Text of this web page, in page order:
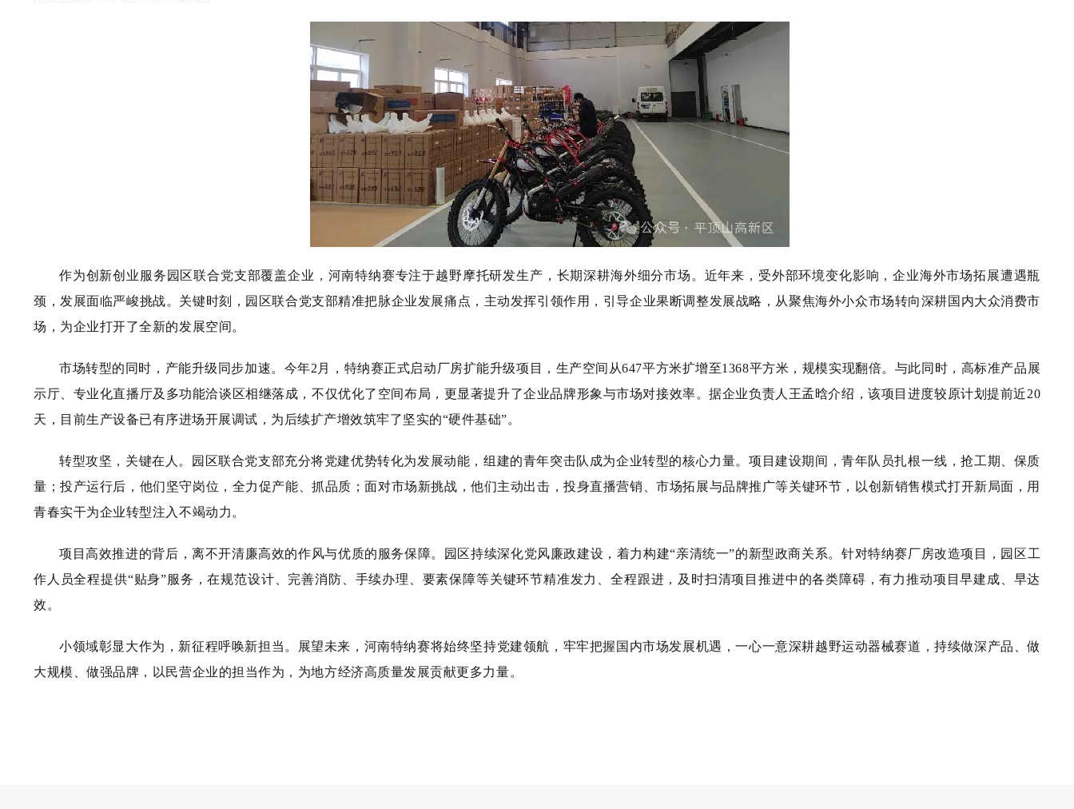
作为创新创业服务园区联合党支部覆盖企业，河南特纳赛专注于越野摩托研发生产，长期深耕海外细分市场。近年来，受外部环境变化影响，企业海外市场拓展遭遇瓶
颈，发展面临严峻挑战。关键时刻，园区联合党支部精准把脉企业发展痛点，主动发挥引领作用，引导企业果断调整发展战略，从聚焦海外小众市场转向深耕国内大众消费市
场，为企业打开了全新的发展空间。
市场转型的同时，产能升级同步加速。今年2月，特纳赛正式启动厂房扩能升级项目，生产空间从647平方米扩增至1368平方米，规模实现翻倍。与此同时，高标准产品展
示厅、专业化直播厅及多功能洽谈区相继落成，不仅优化了空间布局，更显著提升了企业品牌形象与市场对接效率。据企业负责人王孟晗介绍，该项目进度较原计划提前近20
天，目前生产设备已有序进场开展调试，为后续扩产增效筑牢了坚实的“硬件基础”。
转型攻坚，关键在人。园区联合党支部充分将党建优势转化为发展动能，组建的青年突击队成为企业转型的核心力量。项目建设期间，青年队员扎根一线，抢工期、保质
量；投产运行后，他们坚守岗位，全力促产能、抓品质；面对市场新挑战，他们主动出击，投身直播营销、市场拓展与品牌推广等关键环节，以创新销售模式打开新局面，用
青春实干为企业转型注入不竭动力。
项目高效推进的背后，离不开清廉高效的作风与优质的服务保障。园区持续深化党风廉政建设，着力构建“亲清统一”的新型政商关系。针对特纳赛厂房改造项目，园区工
作人员全程提供“贴身”服务，在规范设计、完善消防、手续办理、要素保障等关键环节精准发力、全程跟进，及时扫清项目推进中的各类障碍，有力推动项目早建成、早达
效。
小领域彰显大作为，新征程呼唤新担当。展望未来，河南特纳赛将始终坚持党建领航，牢牢把握国内市场发展机遇，一心一意深耕越野运动器械赛道，持续做深产品、做
大规模、做强品牌，以民营企业的担当作为，为地方经济高质量发展贡献更多力量。